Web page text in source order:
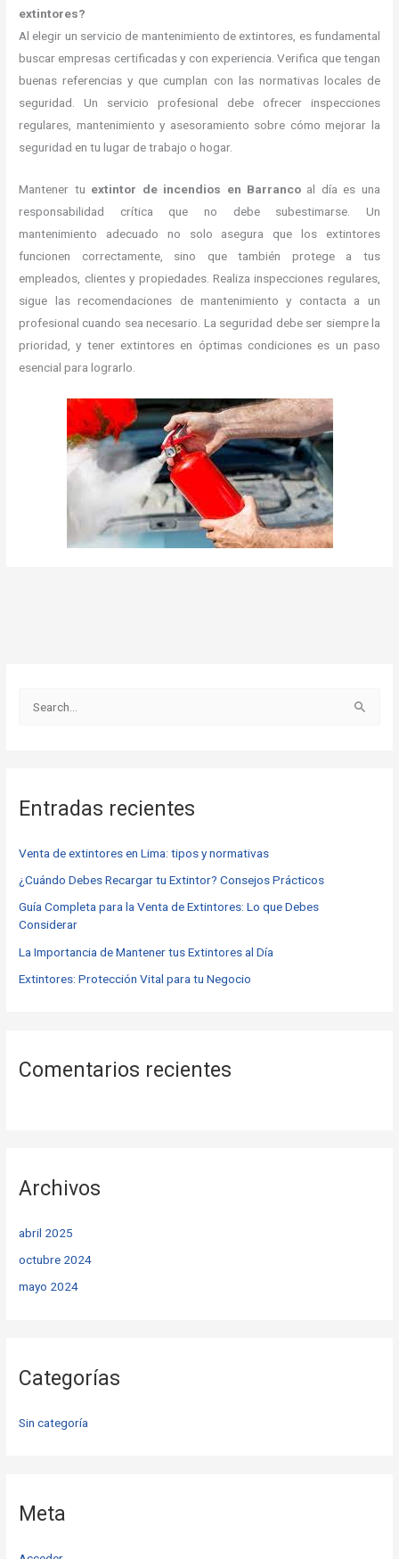
extintores?
Al elegir un servicio de mantenimiento de extintores, es fundamental
buscar empresas certificadas y con experiencia. Verifica que tengan
buenas referencias y que cumplan con las normativas locales de
seguridad. Un servicio profesional debe ofrecer inspecciones
regulares, mantenimiento y asesoramiento sobre cómo mejorar la
seguridad en tu lugar de trabajo o hogar.
Mantener tu extintor de incendios en Barranco al día es una
responsabilidad crítica que no debe subestimarse. Un
mantenimiento adecuado no solo asegura que los extintores
funcionen correctamente, sino que también protege a tus
empleados, clientes y propiedades. Realiza inspecciones regulares,
sigue las recomendaciones de mantenimiento y contacta a un
profesional cuando sea necesario. La seguridad debe ser siempre la
prioridad, y tener extintores en óptimas condiciones es un paso
esencial para lograrlo.
a
p
o
r
:
Entradas recientes
Venta de extintores en Lima: tipos y normativas
¿Cuándo Debes Recargar tu Extintor? Consejos Prácticos
Guía Completa para la Venta de Extintores: Lo que Debes
Considerar
La Importancia de Mantener tus Extintores al Día
Extintores: Protección Vital para tu Negocio
Comentarios recientes
Archivos
abril 2025
octubre 2024
mayo 2024
Categorías
Sin categoría
Meta